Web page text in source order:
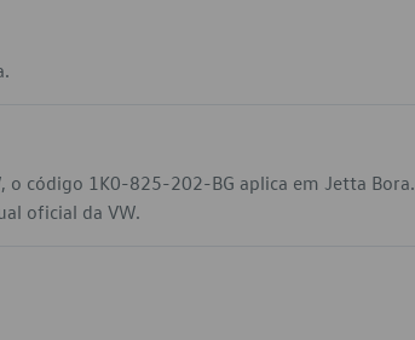
o código 1K0-825-202-BG aplica em Jetta Bora.
oficial da VW.